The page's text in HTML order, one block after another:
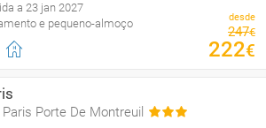
a 23 jan 2027
e pequeno-almoço
desde
247€
222€
Porte De Montreuil